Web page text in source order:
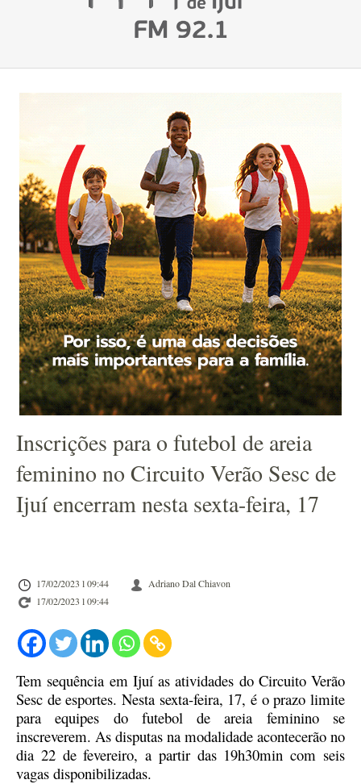
Inscrições para o futebol de areia
feminino no Circuito Verão Sesc de
Ijuí encerram nesta sexta-feira, 17
17/02/2023 l 09:44
Adriano Dal Chiavon
17/02/2023 l 09:44
Tem sequência em Ijuí as atividades do Circuito Verão
Sesc de esportes. Nesta sexta-feira, 17, é o prazo limite
para equipes do futebol de areia feminino se
inscreverem. As disputas na modalidade acontecerão no
dia 22 de fevereiro, a partir das 19h30min com seis
vagas disponibilizadas.